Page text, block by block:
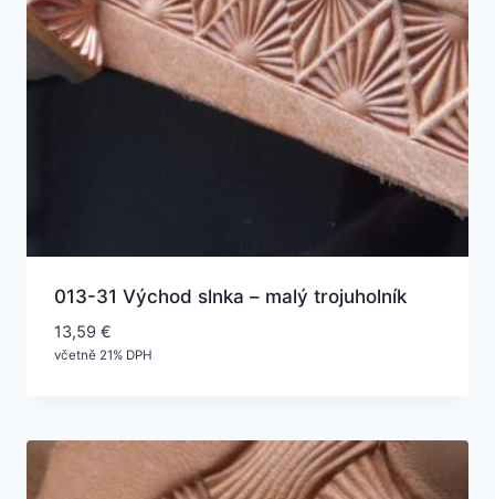
013-31 Východ slnka – malý trojuholník
13,59 €
včetně 21% DPH